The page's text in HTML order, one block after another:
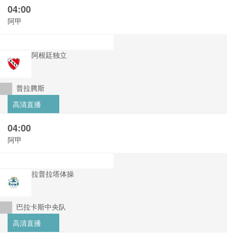
04:00
阿甲
阿根廷独立
普拉腾斯
高清直播
04:00
阿甲
拉普拉塔体操
巴拉卡斯中央队
高清直播